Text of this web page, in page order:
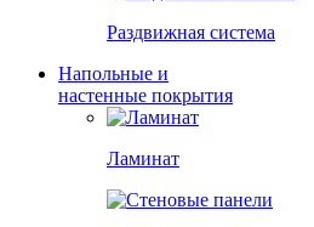
Раздвижная система
Напольные и
настенные покрытия
Ламинат